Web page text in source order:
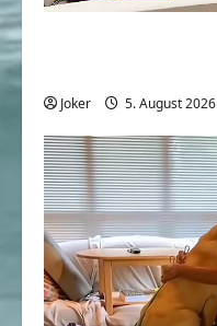
Joker 5. August 2026